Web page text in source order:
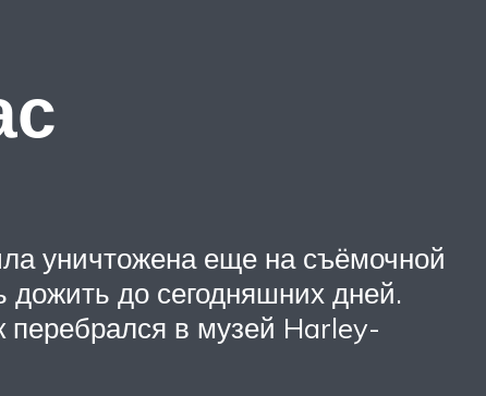
уничтожена еще на съёмочной
дожить до сегодняшних дней.
перебрался в музей Harley-